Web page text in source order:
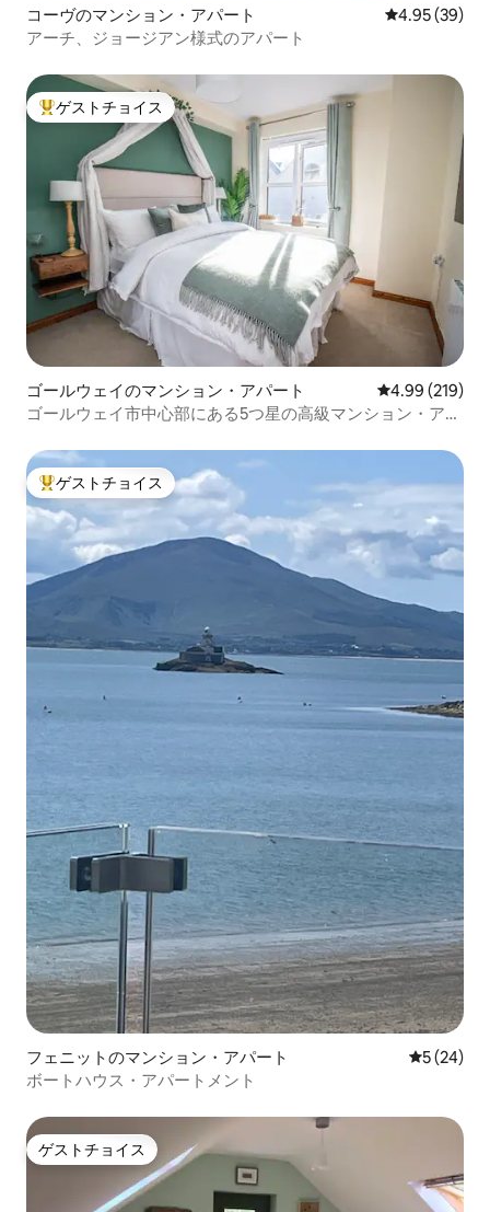
コーヴのマンション・アパート レビュー39
4.95 (39)
アーチ、ジョージアン様式のアパート
大好評のゲストチョイスです。
ゲストチョイス
ゴールウェイのマンション・アパート レビュー219
4.99 (219)
ゴールウェイ市中心部にある5つ星の高級マンション・アパ
大好評のゲストチョイスです。
ゲストチョイス
フェニットのマンション・アパート レビュー
5 (24)
ボートハウス・アパートメント
ゲストチョイス
ゲストチョイス